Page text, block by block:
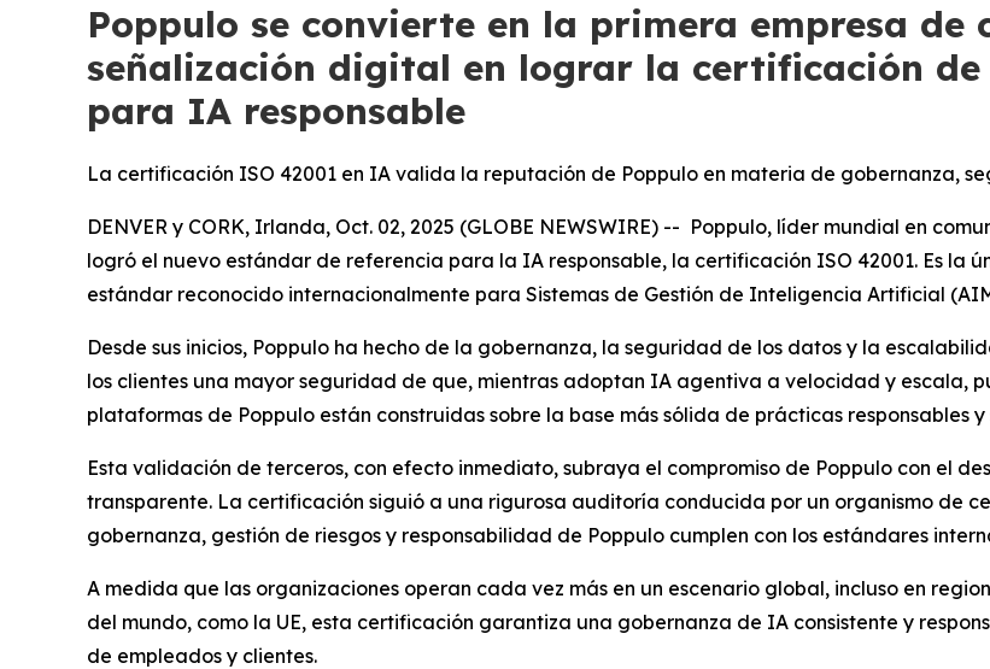
Poppulo se convierte en la primera empresa de
señalización digital en lograr la certificación de
para IA responsable
La certificación ISO 42001 en IA valida la reputación de Poppulo en materia de gobernanza,
DENVER y CORK, Irlanda, Oct. 02, 2025 (GLOBE NEWSWIRE) -- Poppulo, líder mundial en
logró el nuevo estándar de referencia para la IA responsable, la certificación ISO 42001. Es la
estándar reconocido internacionalmente para Sistemas de Gestión de Inteligencia Artificial
Desde sus inicios, Poppulo ha hecho de la gobernanza, la seguridad de los datos y la
los clientes una mayor seguridad de que, mientras adoptan IA agentiva a velocidad y escala,
plataformas de Poppulo están construidas sobre la base más sólida de prácticas responsables y
Esta validación de terceros, con efecto inmediato, subraya el compromiso de Poppulo con el
transparente. La certificación siguió a una rigurosa auditoría conducida por un organismo de
gobernanza, gestión de riesgos y responsabilidad de Poppulo cumplen con los estándares
A medida que las organizaciones operan cada vez más en un escenario global, incluso en
del mundo, como la UE, esta certificación garantiza una gobernanza de IA consistente y
de empleados y clientes.